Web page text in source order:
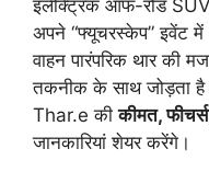
इलेक्ट्रिक ऑफ-रोड
अपने “फ्यूचरस्केप” इवेंट में
वाहन पारंपरिक थार की
तकनीक के साथ जोड़ता
Thar.e कीकीमत,
जानकारियां शेयर करेंगे।